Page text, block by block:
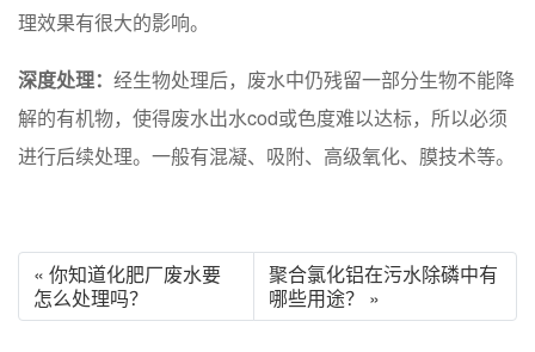
理效果有很大的影响。
深度处理： 经生物处理后，废水中仍残留一部分生物不能降
解的有机物，使得废水出水cod或色度难以达标，所以必须
进行后续处理。一般有混凝、吸附、高级氧化、膜技术等。
« 你知道化肥厂废水要
怎么处理吗？
聚合氯化铝在污水除磷中有
哪些用途？ »